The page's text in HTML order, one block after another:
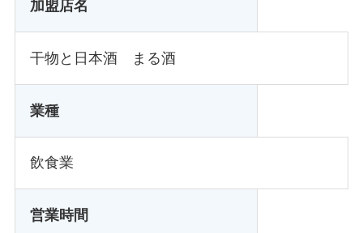
加盟店名
干物と日本酒 まる酒
業種
飲食業
営業時間